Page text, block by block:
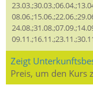
Zeigt
Preis, um den Kurs